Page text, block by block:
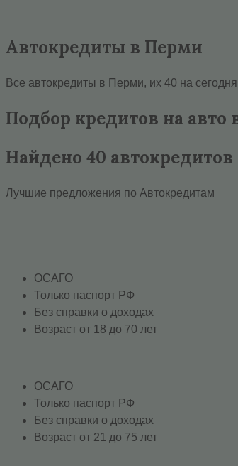
Автокредиты в Перми
Все автокредиты в Перми, их 40 на
Подбор кредитов на авто
Найдено 40
Лучшие предложения по Автокредитам
ОСАГО
Только паспорт РФ
Без справки о доходах
Возраст от 18 до 70 лет
ОСАГО
Только паспорт РФ
Без справки о доходах
Возраст от 21 до 75 лет